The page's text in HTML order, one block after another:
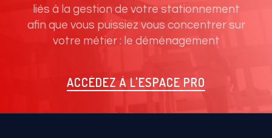
liés à la gestion de votre stationnement
afin que vous puissiez vous concentrer sur
votre métier : le déménagement
ACCÉDEZ À L'ESPACE PRO